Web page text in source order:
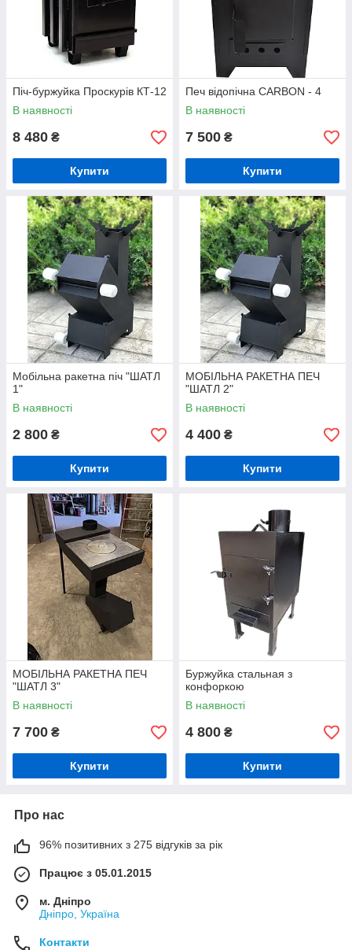
Піч-буржуйка Проскурів КТ-12
В наявності
8 480 ₴
Купити
Печ відопічна CARBON - 4
В наявності
7 500 ₴
Купити
Мобільна ракетна піч "ШАТЛ
1"
В наявності
2 800 ₴
Купити
МОБІЛЬНА РАКЕТНА ПЕЧ
"ШАТЛ 2"
В наявності
4 400 ₴
Купити
МОБІЛЬНА РАКЕТНА ПЕЧ
"ШАТЛ 3"
В наявності
7 700 ₴
Купити
Буржуйка стальная з
конфоркою
В наявності
4 800 ₴
Купити
Про нас
96% позитивних з 275 відгуків за рік
Працює з 05.01.2015
м. Дніпро
Дніпро, Україна
Контакти